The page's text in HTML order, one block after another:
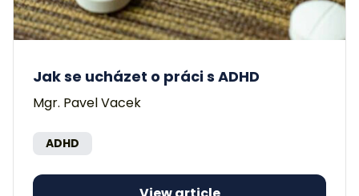
Jak se ucházet o práci s ADHD
Mgr. Pavel Vacek
ADHD